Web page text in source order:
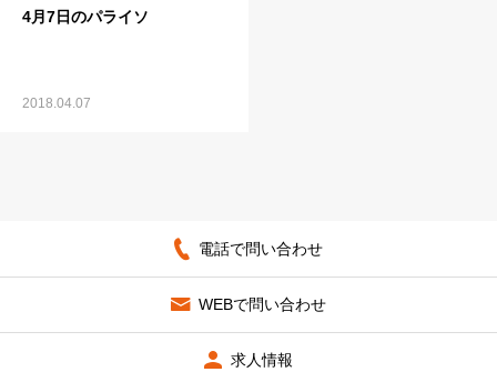
4月7日のパライソ
2018.04.07
電話で問い合わせ
WEBで問い合わせ
求人情報